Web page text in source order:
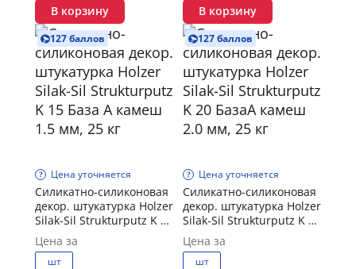
В корзину В корзину
127 баллов
Цена уточняется
Силикатно-силиконовая
декор. штукатурка Holzer
Silak-Sil Strukturputz K 15
База А камеш 1.5 мм, 25
кг
Цена за
шт
127 баллов
Цена уточняется
Силикатно-силиконовая
декор. штукатурка Holzer
Silak-Sil Strukturputz K 20
БазаА камеш 2.0 мм, 25
кг
Цена за
шт